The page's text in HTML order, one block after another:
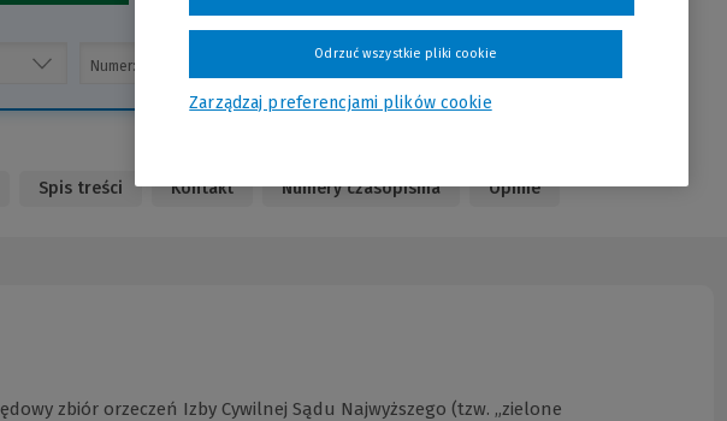
Sprawdź
Spis treści Kontakt Numery czasopisma Opinie
zbiór orzeczeń Izby Cywilnej Sądu Najwyższego (tzw. „zielone
Zarządzaj preferencjami plików cookie
Odrzuć wszystkie pliki cookie